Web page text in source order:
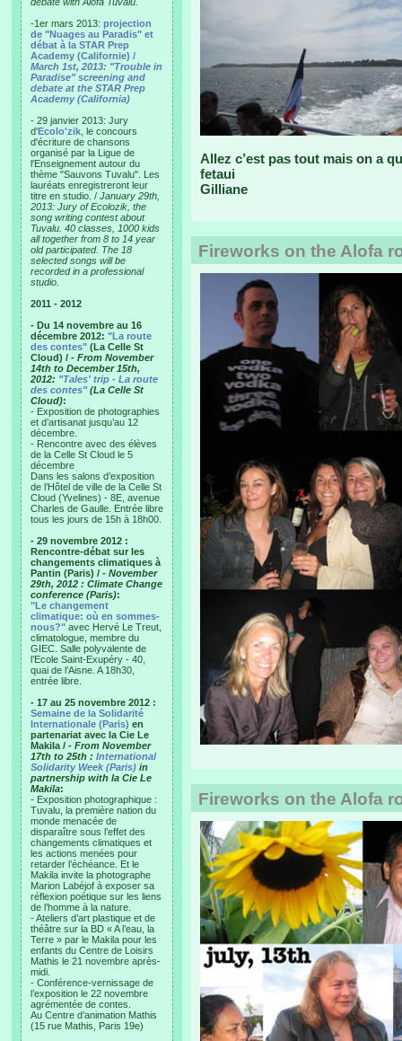
-1er mars 2013: projection
de "Nuages au Paradis" et
débat à la STAR Prep
Academy (Californie) /
March 1st, 2013: "Trouble in
Paradise" screening and
debate at the STAR Prep
Academy (California)
- 29 janvier 2013: Jury
d'Ecolo'zik , le concours
d'écriture de chansons
organisé par la Ligue de
l'Enseignement autour du
thème "Sauvons Tuvalu". Les
lauréats enregistreront leur
titre en studio. / January 29th,
2013: Jury of Ecolozik, the
song writing contest about
Tuvalu. 40 classes, 1000 kids
all together from 8 to 14 year
old participated. The 18
selected songs will be
recorded in a professional
studio.
2011 - 2012
- Du 14 novembre au 16
décembre 2012: "La route
des contes" (La Celle St
Cloud) / - From November
14th to December 15th,
2012: "Tales' trip - La route
des contes"(La Celle St
Cloud):
- Exposition de photographies
et d’artisanat jusqu’au 12
décembre.
- Rencontre avec des élèves
de la Celle St Cloud le 5
décembre
Dans les salons d’exposition
de l’Hôtel de ville de la Celle St
Cloud (Yvelines) - 8E, avenue
Charles de Gaulle. Entrée libre
tous les jours de 15h à 18h00.
- 29 novembre 2012 :
Rencontre-débat sur les
changements climatiques à
Pantin (Paris) / - November
29th, 2012 : Climate Change
conference (Paris):
"Le changement
climatique: où en sommes-
nous?" avec Hervé Le Treut,
climatologue, membre du
GIEC. Salle polyvalente de
l’Ecole Saint-Exupéry - 40,
quai de l’Aisne. A 18h30,
entrée libre.
- 17 au 25 novembre 2012 :
Semaine de la Solidarité
Internationale (Paris) en
partenariat avec la Cie Le
Makila / - From November
17th to 25th : International
Solidarity Week (Paris) in
partnership with la Cie Le
Makila:
- Exposition photographique :
Tuvalu, la première nation du
monde menacée de
disparaître sous l’effet des
changements climatiques et
les actions menées pour
retarder l’échéance. Et le
Makila invite la photographe
Marion Labéjof à exposer sa
réflexion poétique sur les liens
de l’homme à la nature.
- Ateliers d’art plastique et de
théâtre sur la BD « A l’eau, la
Terre » par le Makila pour les
enfants du Centre de Loisirs
Mathis le 21 novembre après-
midi.
- Conférence-vernissage de
l’exposition le 22 novembre
agrémentée de contes.
Au Centre d’animation Mathis
(15 rue Mathis, Paris 19e)
Allez c’est pas tout mais on a
fetaui
Gilliane
Fireworks on the Alofa
Fireworks on the Alofa